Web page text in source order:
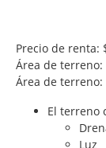
Precio de renta:
Área de terreno:
Área de terreno:
El terreno
Luz